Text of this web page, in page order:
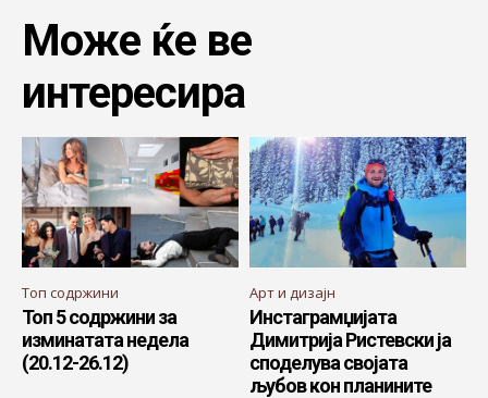
Може ќе ве
интересира
Топ содржини
Топ 5 содржини за
изминатата недела
(20.12-26.12)
Арт и дизајн
Инстаграмџијата
Димитрија Ристевски ја
споделува својата
љубов кон планините